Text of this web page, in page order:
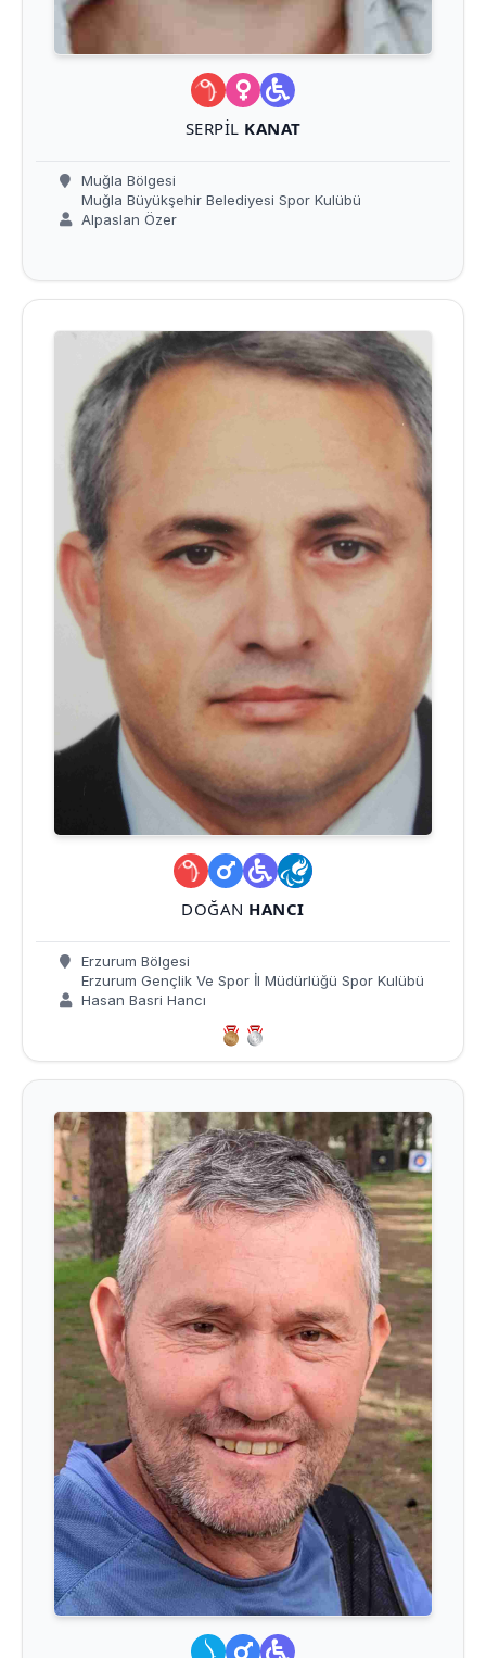
SERPIL KANAT
Muğla Bölgesi
Muğla Büyükşehir Belediyesi Spor Kulübü
Alpaslan Özer
DOĞAN HANCI
Erzurum Bölgesi
Erzurum Gençlik Ve Spor İl Müdürlüğü Spor Kulübü
Hasan Basri Hancı